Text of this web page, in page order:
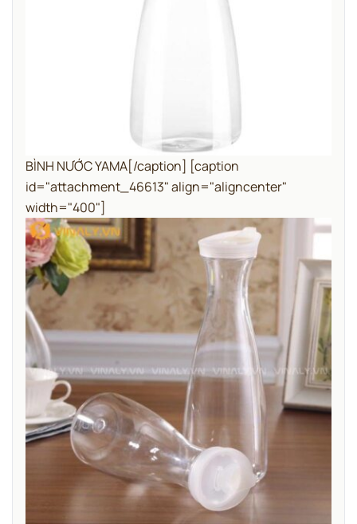
BÌNH NƯỚC YAMA[/caption] [caption
id="attachment_46613" align="aligncenter"
width="400"]